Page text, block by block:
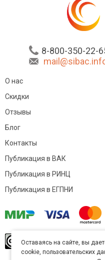
8-800-350-22-
О нас
Скидки
Отзывы
Блог
Контакты
Публикация в ВАК
Публикация в РИНЦ
Публикация в ЕГПНИ
Commons
Оставаясь на сайте, вы
cookie, пользовательских